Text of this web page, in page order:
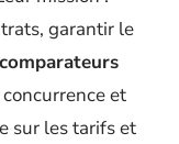
garantir le
comparateurs
et
sur les tarifs et